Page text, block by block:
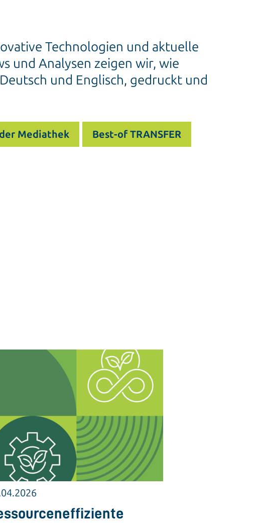
Technologien und aktuelle
und Analysen zeigen wir, wie
und Englisch, gedruckt und
Mediathek Best-of TRANSFER